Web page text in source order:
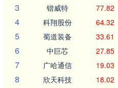
3 锴威特 77.82
4 科翔股份 64.32
5 蜀道装备 33.61
6 中巨芯 27.85
7 广哈通信 19.03
8 欣天科技 18.02